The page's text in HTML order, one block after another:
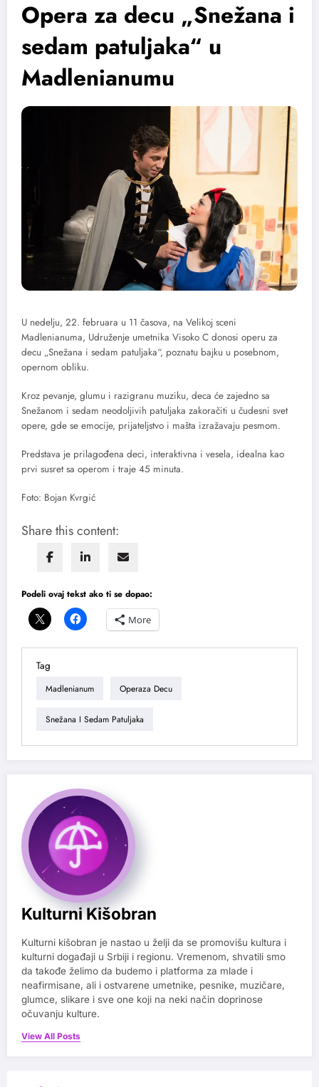
Opera za decu „Snežana i
sedam patuljaka“ u
Madlenianumu
U nedelju, 22. februara u 11 časova, na Velikoj sceni
Madlenianuma, Udruženje umetnika Visoko C donosi operu za
decu „Snežana i sedam patuljaka“, poznatu bajku u posebnom,
opernom obliku.
Kroz pevanje, glumu i razigranu muziku, deca će zajedno sa
Snežanom i sedam neodoljivih patuljaka zakoračiti u čudesni svet
opere, gde se emocije, prijateljstvo i mašta izražavaju pesmom.
Predstava je prilagođena deci, interaktivna i vesela, idealna kao
prvi susret sa operom i traje 45 minuta.
Foto: Bojan Kvrgić
Share this content:
Podeli ovaj tekst ako ti se dopao:
More
Tag
Madlenianum Operaza Decu
Snežana I Sedam Patuljaka
Kulturni Kišobran
Kulturni kišobran je nastao u želji da se promovišu kultura i
kulturni događaji u Srbiji i regionu. Vremenom, shvatili smo
da takođe želimo da budemo i platforma za mlade i
neafirmisane, ali i ostvarene umetnike, pesnike, muzičare,
glumce, slikare i sve one koji na neki način doprinose
očuvanju kulture.
View All Posts